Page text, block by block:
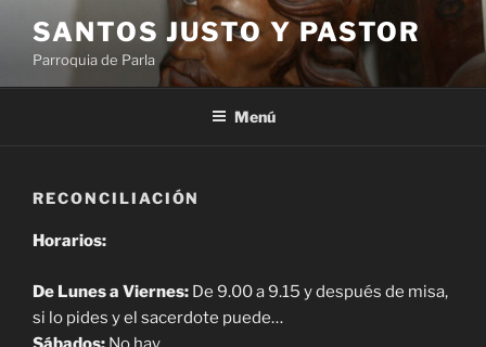
contenido
SANTOS JUSTO Y PASTOR
Parroquia de Parla
Menú
RECONCILIACIÓN
Horarios:
De Lunes a Viernes: De 9.00 a 9.15 y después de misa,
si lo pides y el sacerdote puede…